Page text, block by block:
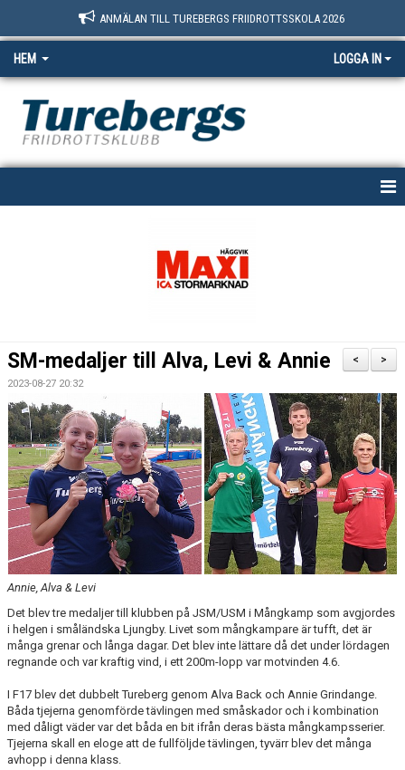
ANMÄLAN TILL TUREBERGS FRIIDROTTSSKOLA 2026
HEM LOGGA IN
MEDLEM
ARRANGEMANG
STATISTIK & RESULTAT
FUNKTIONÄR
TÄVLINGAR
KONTAKT
UTBILDNING
KALENDER
>
<
SM-medaljer till Alva, Levi & Annie
2023-08-27 20:32
Annie, Alva & Levi
Det blev tre medaljer till klubben på JSM/USM i Mångkamp som avgjordes
i helgen i småländska Ljungby. Livet som mångkampare är tufft, det är
många grenar och långa dagar. Det blev inte lättare då det under lördagen
regnande och var kraftig vind, i ett 200m-lopp var motvinden 4.6.
I F17 blev det dubbelt Tureberg genom Alva Back och Annie Grindange.
Båda tjejerna genomförde tävlingen med småskador och i kombination
med dåligt väder var det båda en bit ifrån deras bästa mångkampsserier.
Tjejerna skall en eloge att de fullföljde tävlingen, tyvärr blev det många
avhopp i denna klass.